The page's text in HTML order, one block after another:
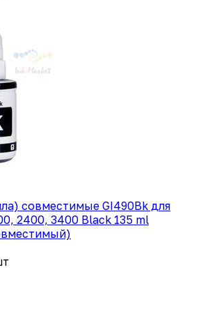
совместимые GI490Bk для
2400, 3400 Black 135 ml